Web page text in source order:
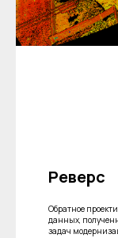
Реверс
Обратное
данных,
задач